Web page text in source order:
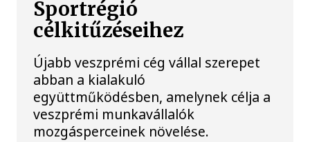
Sportrégió
célkitűzéseihez
Újabb veszprémi cég vállal szerepet
abban a kialakuló
együttműködésben, amelynek célja a
veszprémi munkavállalók
mozgásperceinek növelése.